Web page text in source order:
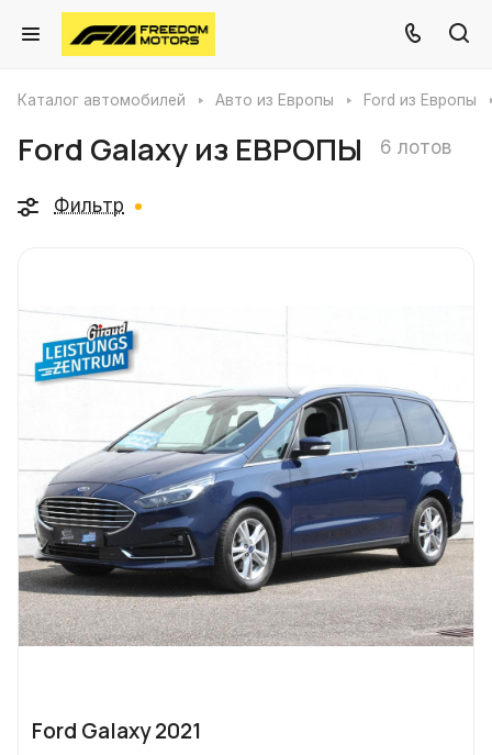
Каталог автомобилей Авто из Европы Ford из Европы
Ford Galaxy из ЕВРОПЫ 6 лотов
Фильтр
Ford Galaxy 2021